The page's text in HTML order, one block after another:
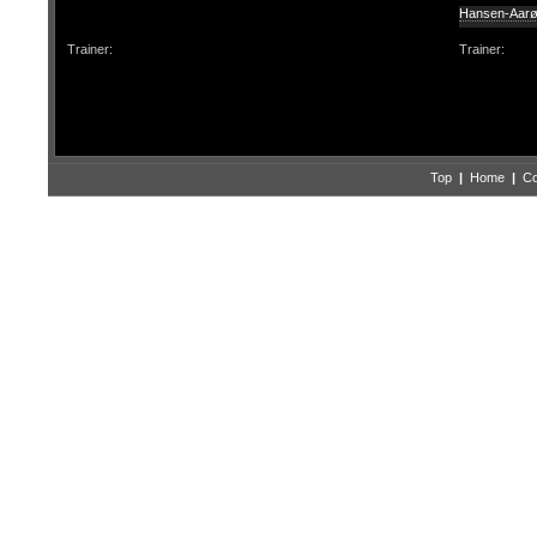
Hansen-
Trainer: Trainer:
Top | Home |